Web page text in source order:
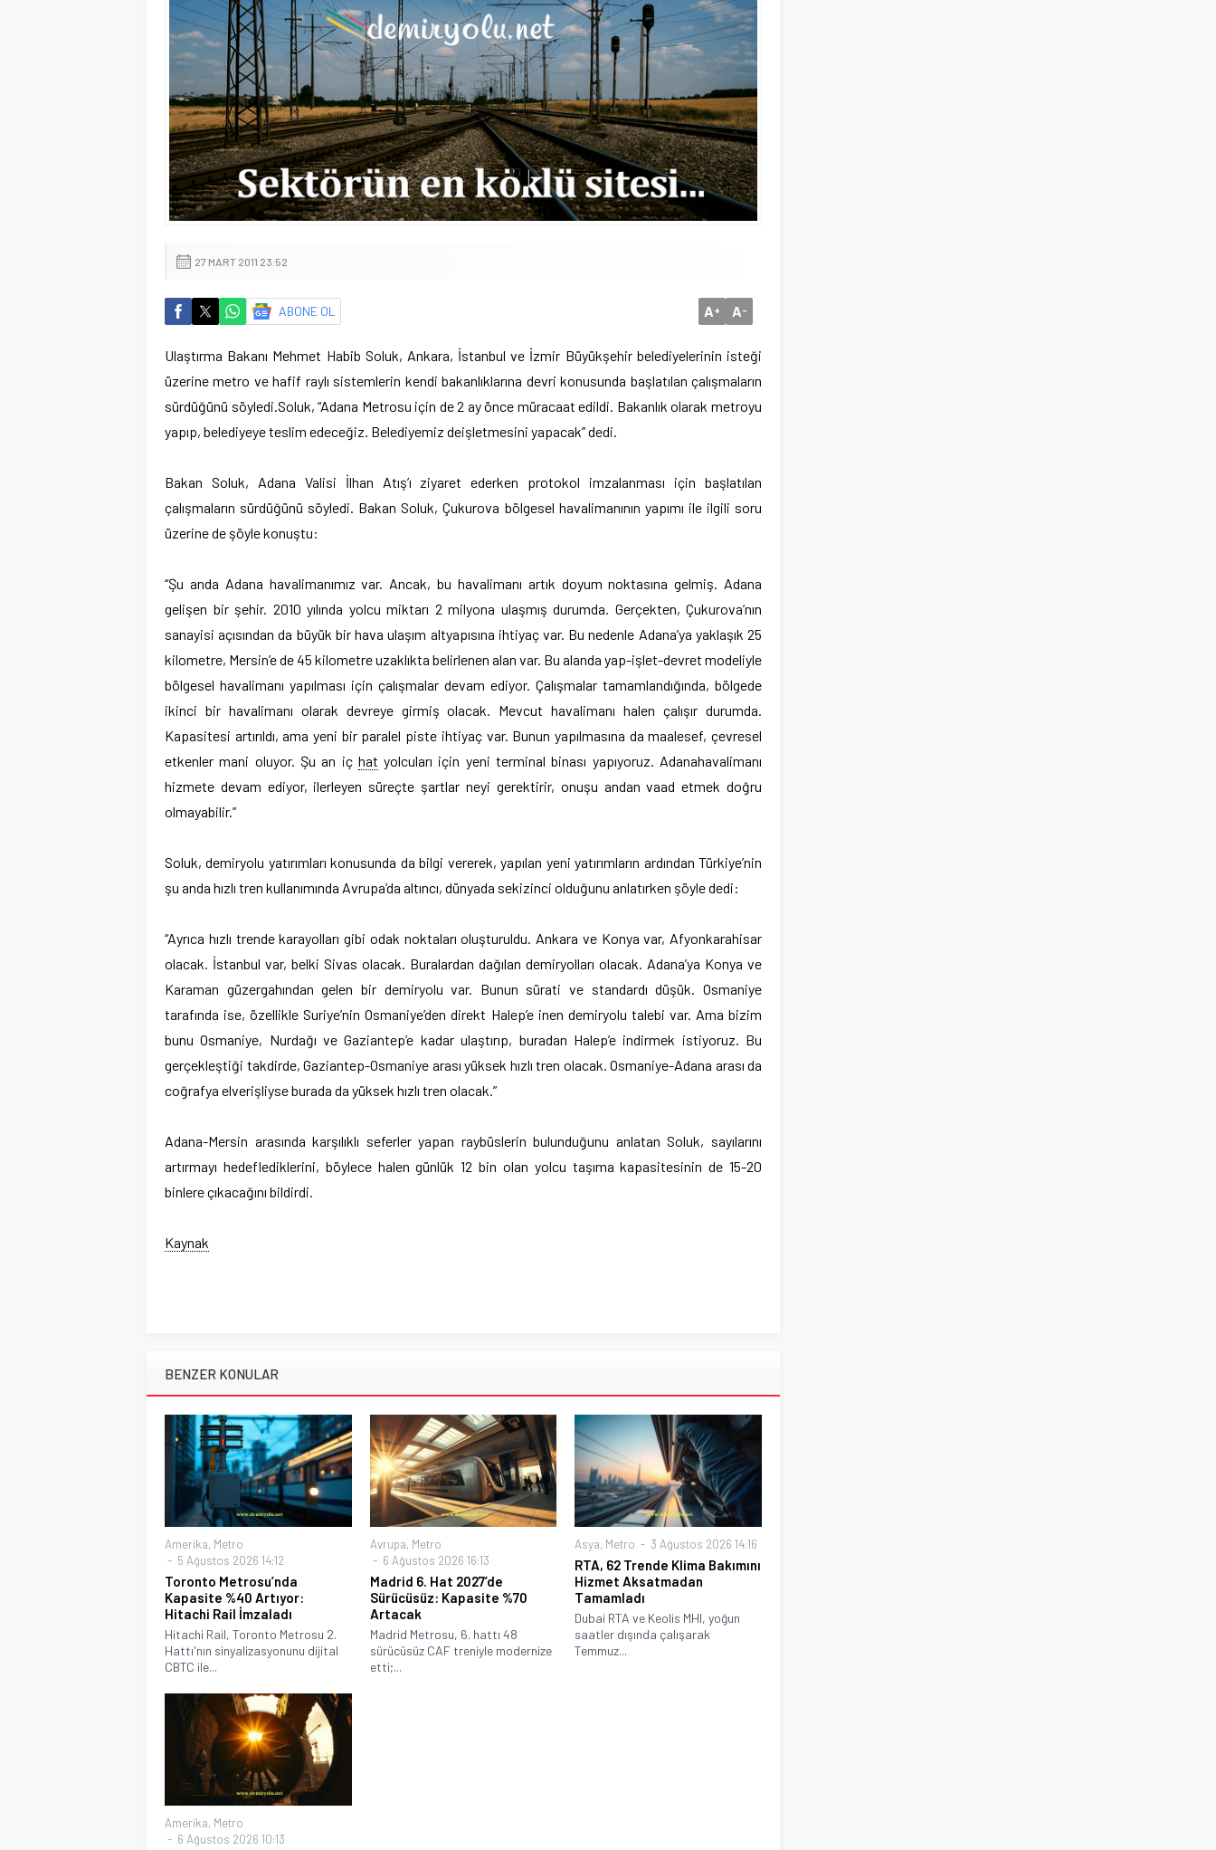
27 MART 2011 23:52
ABONE OL A+ A-
Ulaştırma Bakanı Mehmet Habib Soluk, Ankara, İstanbul ve İzmir Büyükşehir belediyelerinin isteği
üzerine metro ve hafif raylı sistemlerin kendi bakanlıklarına devri konusunda başlatılan çalışmaların
sürdüğünü söyledi.Soluk, “Adana Metrosu için de 2 ay önce müracaat edildi. Bakanlık olarak metroyu
yapıp, belediyeye teslim edeceğiz. Belediyemiz deişletmesini yapacak” dedi.
Bakan Soluk, Adana Valisi İlhan Atış’ı ziyaret ederken protokol imzalanması için başlatılan
çalışmaların sürdüğünü söyledi. Bakan Soluk, Çukurova bölgesel havalimanının yapımı ile ilgili soru
üzerine de şöyle konuştu:
“Şu anda Adana havalimanımız var. Ancak, bu havalimanı artık doyum noktasına gelmiş. Adana
gelişen bir şehir. 2010 yılında yolcu miktarı 2 milyona ulaşmış durumda. Gerçekten, Çukurova’nın
sanayisi açısından da büyük bir hava ulaşım altyapısına ihtiyaç var. Bu nedenle Adana’ya yaklaşık 25
kilometre, Mersin’e de 45 kilometre uzaklıkta belirlenen alan var. Bu alanda yap-işlet-devret modeliyle
bölgesel havalimanı yapılması için çalışmalar devam ediyor. Çalışmalar tamamlandığında, bölgede
ikinci bir havalimanı olarak devreye girmiş olacak. Mevcut havalimanı halen çalışır durumda.
Kapasitesi artırıldı, ama yeni bir paralel piste ihtiyaç var. Bunun yapılmasına da maalesef, çevresel
etkenler mani oluyor. Şu an iç hat yolcuları için yeni terminal binası yapıyoruz. Adanahavalimanı
hizmete devam ediyor, ilerleyen süreçte şartlar neyi gerektirir, onuşu andan vaad etmek doğru
olmayabilir.”
Soluk, demiryolu yatırımları konusunda da bilgi vererek, yapılan yeni yatırımların ardından Türkiye’nin
şu anda hızlı tren kullanımında Avrupa’da altıncı, dünyada sekizinci olduğunu anlatırken şöyle dedi:
“Ayrıca hızlı trende karayolları gibi odak noktaları oluşturuldu. Ankara ve Konya var, Afyonkarahisar
olacak. İstanbul var, belki Sivas olacak. Buralardan dağılan demiryolları olacak. Adana’ya Konya ve
Karaman güzergahından gelen bir demiryolu var. Bunun sürati ve standardı düşük. Osmaniye
tarafında ise, özellikle Suriye’nin Osmaniye’den direkt Halep’e inen demiryolu talebi var. Ama bizim
bunu Osmaniye, Nurdağı ve Gaziantep’e kadar ulaştırıp, buradan Halep’e indirmek istiyoruz. Bu
gerçekleştiği takdirde, Gaziantep-Osmaniye arası yüksek hızlı tren olacak. Osmaniye-Adana arası da
coğrafya elverişliyse burada da yüksek hızlı tren olacak.”
Adana-Mersin arasında karşılıklı seferler yapan raybüslerin bulunduğunu anlatan Soluk, sayılarını
artırmayı hedeflediklerini, böylece halen günlük 12 bin olan yolcu taşıma kapasitesinin de 15-20
binlere çıkacağını bildirdi.
Kaynak
BENZER KONULAR
Amerika, Metro
5 Ağustos 2026 14:12
Toronto Metrosu’nda
Kapasite %40 Artıyor:
Hitachi Rail İmzaladı
Hitachi Rail, Toronto Metrosu 2.
Hattı'nın sinyalizasyonunu dijital
CBTC ile...
Avrupa, Metro
6 Ağustos 2026 16:13
Madrid 6. Hat 2027’de
Sürücüsüz: Kapasite %70
Artacak
Madrid Metrosu, 6. hattı 48
sürücüsüz CAF treniyle modernize
etti;...
Asya, Metro 3 Ağustos 2026 14:16
RTA, 62 Trende Klima Bakımını
Hizmet Aksatmadan
Tamamladı
Dubai RTA ve Keolis MHI, yoğun
saatler dışında çalışarak
Temmuz...
Amerika, Metro
6 Ağustos 2026 10:13